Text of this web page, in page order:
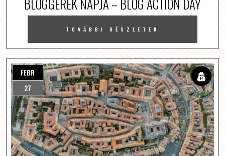
BLOGGEREK NAPJA – BLOG ACTION DAY
TOVÁBBI RÉSZLETEK
FEBR
27